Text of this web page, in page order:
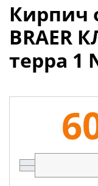
Кирпич
BRAER
терра 1